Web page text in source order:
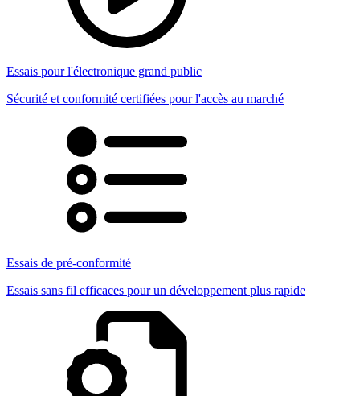
Essais pour l'électronique grand public
Sécurité et conformité certifiées pour l'accès au marché
Essais de pré-conformité
Essais sans fil efficaces pour un développement plus rapide